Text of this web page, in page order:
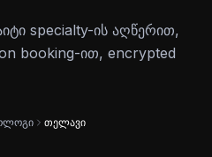
specialty-ის აღწერით,
booking-ით, encrypted
თელავი